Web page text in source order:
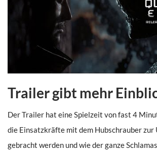
Trailer gibt mehr
Der Trailer hat eine Spielzeit von fast 4
die Einsatzkräfte mit dem Hubschrauber zur
gebracht werden und wie der ganze